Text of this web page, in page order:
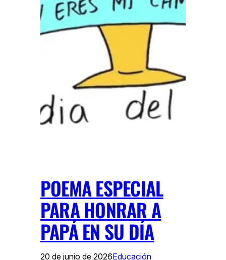
POEMA ESPECIAL
PARA HONRAR A
PAPÁ EN SU DÍA
20 de junio de 2026Educación